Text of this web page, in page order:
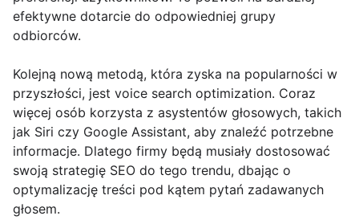
efektywne dotarcie do odpowiedniej grupy
odbiorców.
Kolejną nową metodą, która zyska na popularności w
przyszłości, jest voice search optimization. Coraz
więcej osób korzysta z asystentów głosowych, takich
jak Siri czy Google Assistant, aby znaleźć potrzebne
informacje. Dlatego firmy będą musiały dostosować
swoją strategię SEO do tego trendu, dbając o
optymalizację treści pod kątem pytań zadawanych
głosem.